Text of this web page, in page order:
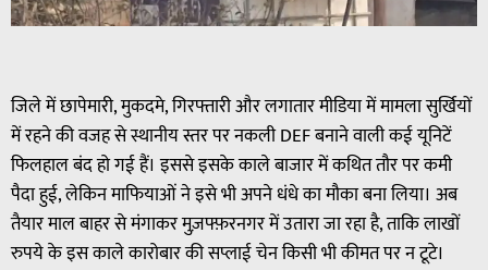
जिले में छापेमारी, मुकदमे, गिरफ्तारी और लगातार मीडिया में मामला सुर्खियों
में रहने की वजह से स्थानीय स्तर पर नकली DEF बनाने वाली कई यूनिटें
फिलहाल बंद हो गई हैं। इससे इसके काले बाजार में कथित तौर पर कमी
पैदा हुई, लेकिन माफियाओं ने इसे भी अपने धंधे का मौका बना लिया। अब
तैयार माल बाहर से मंगाकर मुज़फ्फ़रनगर में उतारा जा रहा है, ताकि लाखों
रुपये के इस काले कारोबार की सप्लाई चेन किसी भी कीमत पर न टूटे।